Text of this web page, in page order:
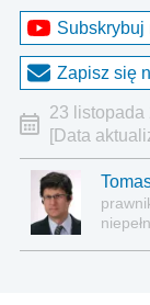
Subskrybuj
Zapisz się
23 listopada
[Data